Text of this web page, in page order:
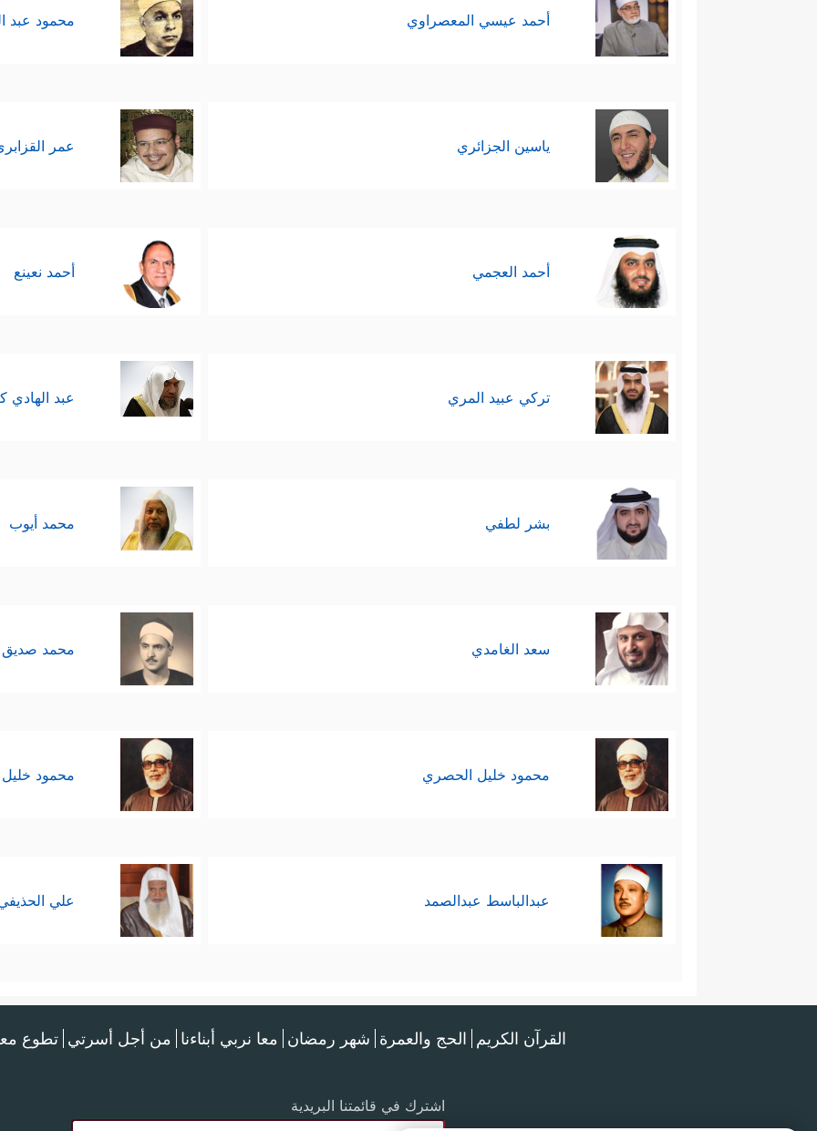
أحمد عيسي المعصراوي محمود عبد
ياسين الجزائري عمر
أحمد العجمي أحمد نعينع
تركي عبيد المري عبد الهادي
بشر لطفي محمد أيوب
سعد الغامدي محمد صديق
محمود خليل الحصري محمود
عبدالباسط عبدالصمد علي
القرآن الكريم الحج والعمرة شهر رمضان معا نربي أبناءنا من أجل أسرتي تطوع
اشترك في قائمتنا البريدية